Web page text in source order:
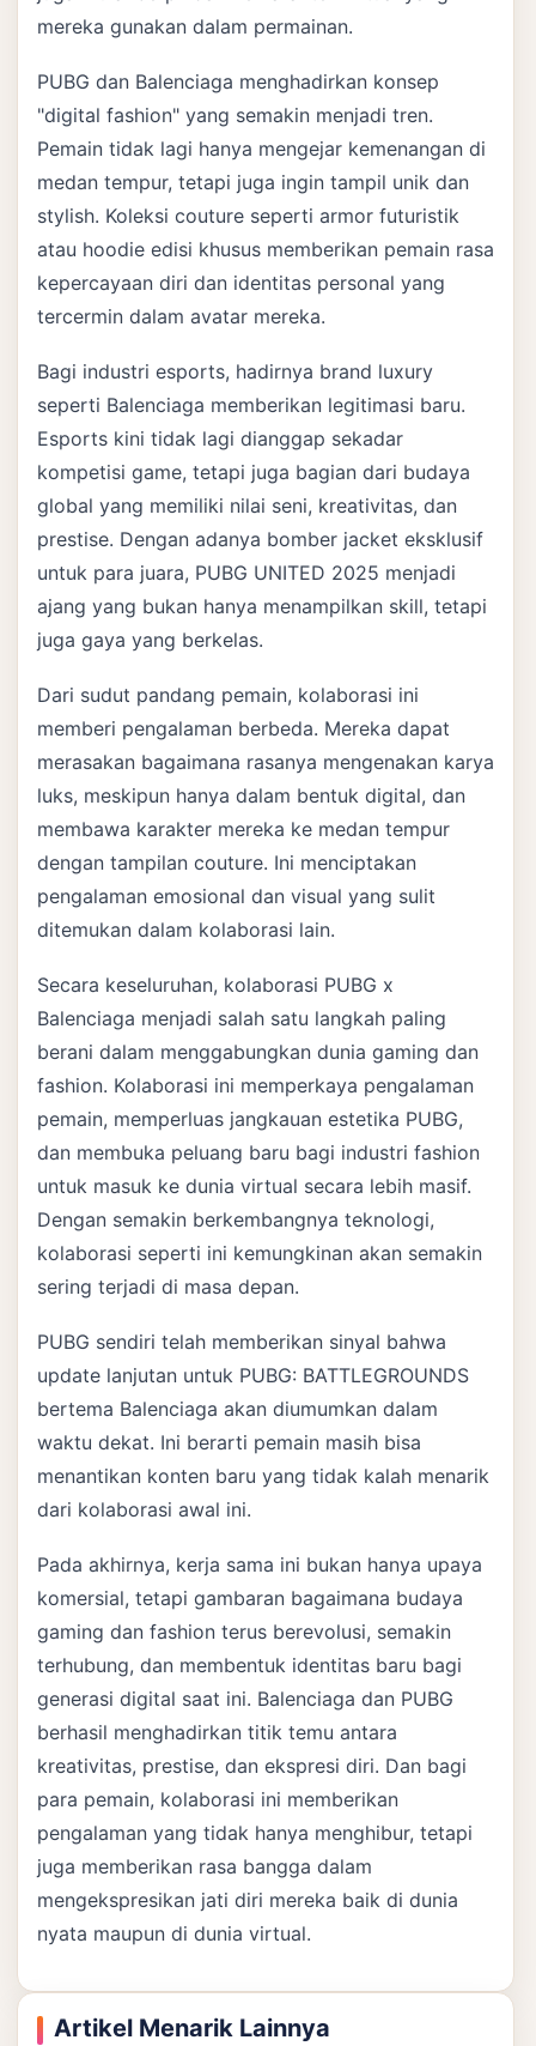
mereka gunakan dalam permainan.
PUBG dan Balenciaga menghadirkan konsep
"digital fashion" yang semakin menjadi tren.
Pemain tidak lagi hanya mengejar kemenangan di
medan tempur, tetapi juga ingin tampil unik dan
stylish. Koleksi couture seperti armor futuristik
atau hoodie edisi khusus memberikan pemain rasa
kepercayaan diri dan identitas personal yang
tercermin dalam avatar mereka.
Bagi industri esports, hadirnya brand luxury
seperti Balenciaga memberikan legitimasi baru.
Esports kini tidak lagi dianggap sekadar
kompetisi game, tetapi juga bagian dari budaya
global yang memiliki nilai seni, kreativitas, dan
prestise. Dengan adanya bomber jacket eksklusif
untuk para juara, PUBG UNITED 2025 menjadi
ajang yang bukan hanya menampilkan skill, tetapi
juga gaya yang berkelas.
Dari sudut pandang pemain, kolaborasi ini
memberi pengalaman berbeda. Mereka dapat
merasakan bagaimana rasanya mengenakan karya
luks, meskipun hanya dalam bentuk digital, dan
membawa karakter mereka ke medan tempur
dengan tampilan couture. Ini menciptakan
pengalaman emosional dan visual yang sulit
ditemukan dalam kolaborasi lain.
Secara keseluruhan, kolaborasi PUBG x
Balenciaga menjadi salah satu langkah paling
berani dalam menggabungkan dunia gaming dan
fashion. Kolaborasi ini memperkaya pengalaman
pemain, memperluas jangkauan estetika PUBG,
dan membuka peluang baru bagi industri fashion
untuk masuk ke dunia virtual secara lebih masif.
Dengan semakin berkembangnya teknologi,
kolaborasi seperti ini kemungkinan akan semakin
sering terjadi di masa depan.
PUBG sendiri telah memberikan sinyal bahwa
update lanjutan untuk PUBG: BATTLEGROUNDS
bertema Balenciaga akan diumumkan dalam
waktu dekat. Ini berarti pemain masih bisa
menantikan konten baru yang tidak kalah menarik
dari kolaborasi awal ini.
Pada akhirnya, kerja sama ini bukan hanya upaya
komersial, tetapi gambaran bagaimana budaya
gaming dan fashion terus berevolusi, semakin
terhubung, dan membentuk identitas baru bagi
generasi digital saat ini. Balenciaga dan PUBG
berhasil menghadirkan titik temu antara
kreativitas, prestise, dan ekspresi diri. Dan bagi
para pemain, kolaborasi ini memberikan
pengalaman yang tidak hanya menghibur, tetapi
juga memberikan rasa bangga dalam
mengekspresikan jati diri mereka baik di dunia
nyata maupun di dunia virtual.
Artikel Menarik Lainnya